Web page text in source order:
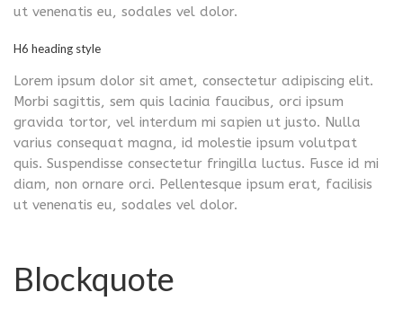
ut venenatis eu, sodales vel dolor.
H6 heading style
Lorem ipsum dolor sit amet, consectetur adipiscing elit.
Morbi sagittis, sem quis lacinia faucibus, orci ipsum
gravida tortor, vel interdum mi sapien ut justo. Nulla
varius consequat magna, id molestie ipsum volutpat
quis. Suspendisse consectetur fringilla luctus. Fusce id mi
diam, non ornare orci. Pellentesque ipsum erat, facilisis
ut venenatis eu, sodales vel dolor.
Blockquote